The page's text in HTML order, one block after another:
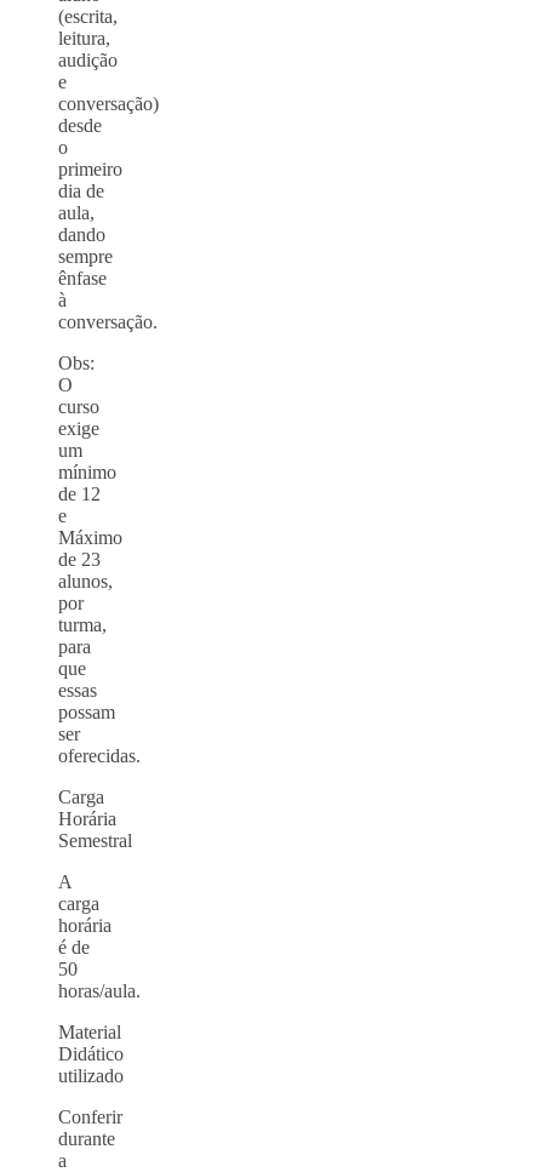
(escrita,
leitura,
audição
e
conversação)
desde
o
primeiro
dia de
aula,
dando
sempre
ênfase
à
conversação.
Obs:
O
curso
exige
um
mínimo
de 12
e
Máximo
de 23
alunos,
por
turma,
para
que
essas
possam
ser
oferecidas.
Carga
Horária
Semestral
A
carga
horária
é de
50
horas/aula.
Material
Didático
utilizado
Conferir
durante
a